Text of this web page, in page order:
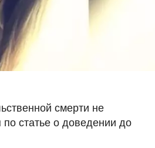
смерти не
статье о доведении до